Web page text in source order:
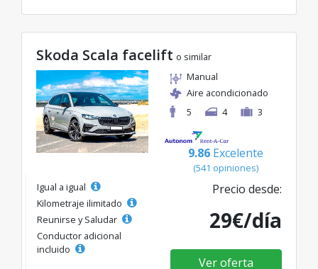
Skoda Scala facelift o similar
Manual
Aire acondicionado
5
4 3
9.86 Excelente
(541 opiniones)
Igual a igual
Kilometraje ilimitado
Reunirse y Saludar
Conductor adicional
incluido
Precio desde:
29€/día
Ver oferta